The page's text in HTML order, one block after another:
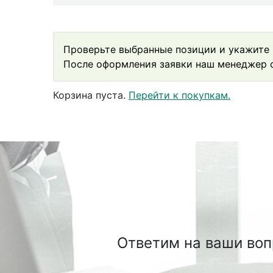
Проверьте выбранные позиции и укажите
После оформления заявки наш менеджер
Корзина пуста. Перейти к покупкам.
Ответим на ваши